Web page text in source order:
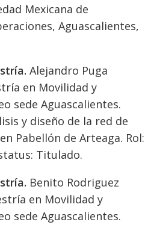
Mexicana de
Aguascalientes,
Alejandro Puga
en Movilidad y
sede Aguascalientes.
y diseño de la red de
Pabellón de Arteaga. Rol:
Titulado.
Benito Rodriguez
en Movilidad y
sede Aguascalientes.